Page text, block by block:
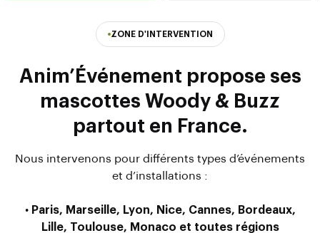
ZONE D'INTERVENTION
Anim’Événement propose ses
mascottes Woody & Buzz
partout en France.
Nous intervenons pour différents types d’événements
et d’installations :
• Paris, Marseille, Lyon, Nice, Cannes, Bordeaux,
Lille, Toulouse, Monaco et toutes régions